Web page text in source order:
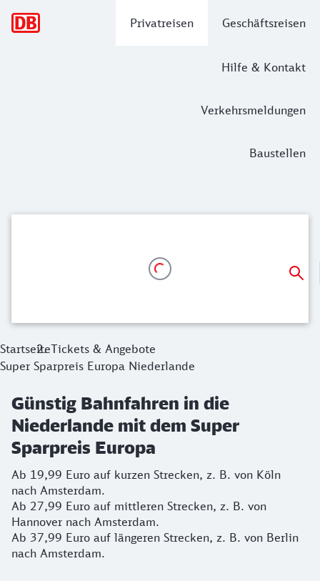
Privatreisen Geschäftsreisen
Hilfe & Kontakt
Verkehrsmeldungen
Baustellen
Ab 37,99 Euro auf längeren Strecken, z. B. von Berlin
StartseiteTickets & Angebote
Super Sparpreis Europa Niederlande
Günstig Bahnfahren in die
Niederlande mit dem Super
Sparpreis Europa
Ab 19,99 Euro auf kurzen Strecken, z. B. von Köln
nach Amsterdam.
Ab 27,99 Euro auf mittleren Strecken, z. B. von
Hannover nach Amsterdam.
Ab 37,99 Euro auf längeren Strecken, z. B. von Berlin
nach Amsterdam.